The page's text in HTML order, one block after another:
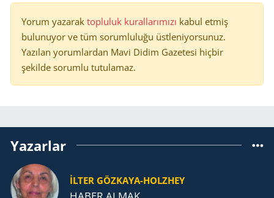
Yorum yazarak topluluk kurallarımızı kabul etmiş
bulunuyor ve tüm sorumluluğu üstleniyorsunuz.
Yazılan yorumlardan Mavi Didim Gazetesi hiçbir
şekilde sorumlu tutulamaz.
Yazarlar
İLTER GÖZKAYA-HOLZHEY